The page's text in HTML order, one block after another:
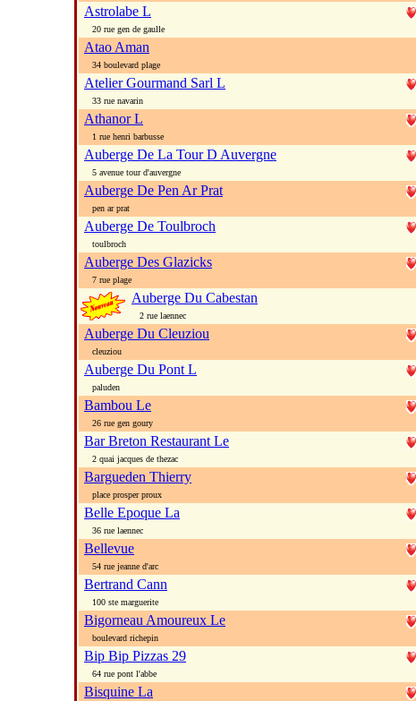
Astrolabe L
20 rue gen de gaulle
Atao Aman
34 boulevard plage
Atelier Gourmand Sarl L
33 rue navarin
Athanor L
1 rue henri barbusse
Auberge De La Tour D Auvergne
5 avenue tour d'auvergne
Auberge De Pen Ar Prat
pen ar prat
Auberge De Toulbroch
toulbroch
Auberge Des Glazicks
7 rue plage
Auberge Du Cabestan
2 rue laennec
Auberge Du Cleuziou
cleuziou
Auberge Du Pont L
paluden
Bambou Le
26 rue gen goury
Bar Breton Restaurant Le
2 quai jacques de thezac
Bargueden Thierry
place prosper proux
Belle Epoque La
36 rue laennec
Bellevue
54 rue jeanne d'arc
Bertrand Cann
100 ste marguerite
Bigorneau Amoureux Le
boulevard richepin
Bip Bip Pizzas 29
64 rue pont l'abbe
Bisquine La